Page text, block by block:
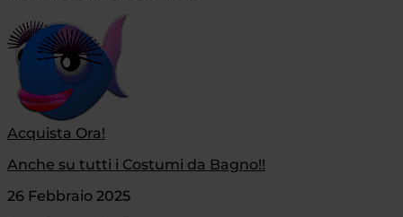
Acquista Ora!
Anche su tutti i Costumi da Bagno!!
26 Febbraio 2025